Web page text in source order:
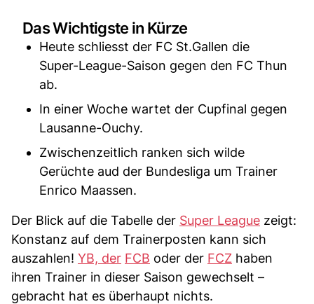
Das Wichtigste in Kürze
Heute schliesst der FC St.Gallen die
Super-League-Saison gegen den FC Thun
ab.
In einer Woche wartet der Cupfinal gegen
Lausanne-Ouchy.
Zwischenzeitlich ranken sich wilde
Gerüchte aud der Bundesliga um Trainer
Enrico Maassen.
Der Blick auf die Tabelle der Super League zeigt:
Konstanz auf dem Trainerposten kann sich
auszahlen! YB, der FCB oder der FCZ haben
ihren Trainer in dieser Saison gewechselt –
gebracht hat es überhaupt nichts.